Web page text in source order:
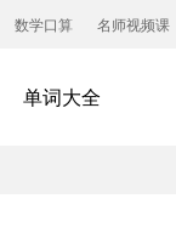
数学口算 名师视频课
单词大全